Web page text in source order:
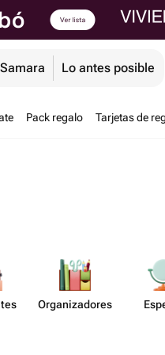
Samara Lo antes posible
Pack regalo Tarjetas de
Organiz​adores